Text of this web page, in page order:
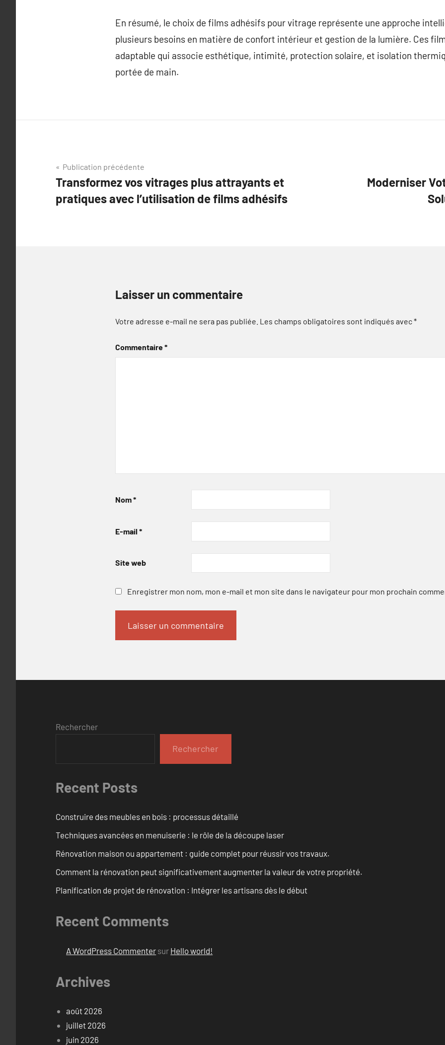
En résumé, le choix de films adhésifs pour vitrage représente une approche
plusieurs besoins en matière de confort intérieur et gestion de la lumière. Ces
adaptable qui associe esthétique, intimité, protection solaire, et isolation
portée de main.
Navigation
de
l’article
Publication précédente
Transformez vos vitrages plus attrayants et
pratiques avec l’utilisation de films adhésifs
Moderniser
Laisser un commentaire
Votre adresse e-mail ne sera pas publiée. Les champs obligatoires sont indiqués avec*
Commentaire*
Nom*
E-mail *
Site web
Enregistrer mon nom, mon e-mail et mon site dans le navigateur pour mon prochain
Rechercher
Rechercher
Recent Posts
Construire des meubles en bois : processus détaillé
Techniques avancées en menuiserie : le rôle de la découpe laser
Rénovation maison ou appartement : guide complet pour réussir vos travaux.
Comment la rénovation peut significativement augmenter la valeur de votre propriété.
Planification de projet de rénovation : Intégrer les artisans dès le début
Recent Comments
A WordPress Commenter sur Hello world!
Archives
août 2026
juillet 2026
juin 2026